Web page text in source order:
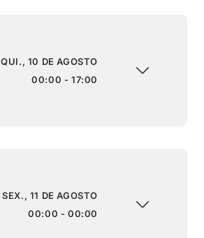
QUI., 10 DE AGOSTO
00:00 - 17:00
SEX., 11 DE AGOSTO
00:00 - 00:00